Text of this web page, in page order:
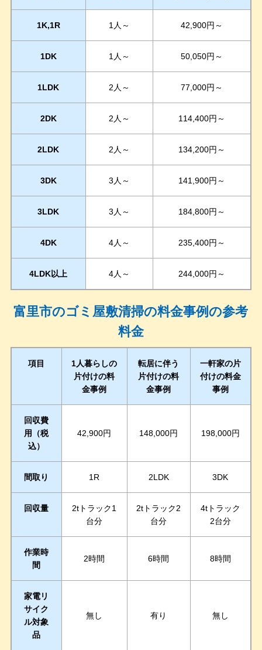
1K,1R 1人～ 42,900円～
1DK 1人～ 50,050円～
1LDK 2人～ 77,000円～
2DK 2人～ 114,400円～
2LDK 2人～ 134,200円～
3DK 3人～ 141,900円～
3LDK 3人～ 184,800円～
4DK 4人～ 235,400円～
4LDK以上 4人～ 244,000円～
富里市のゴミ屋敷清掃の料金事例の参考
料金
項目
1人暮らしの
片付けの料
金事例
転居に伴う
片付けの料
金事例
一軒家の片
付けの料金
事例
回収費
用（税
込）
42,900円 148,000円 198,000円
間取り 1R 2LDK 3DK
回収量
2tトラック1
台分
2tトラック2
台分
4tトラック
2台分
作業時
間
2時間 6時間 8時間
家電リ
サイク
ル対象
品
無し 有り 無し